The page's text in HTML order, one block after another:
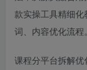
款实操工具精细
词、内容优化流程。
课程分平台拆解